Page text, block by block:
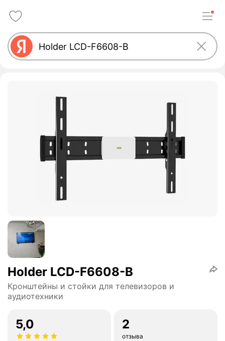
Holder LCD-F6608-B
Кронштейны и стойки для телевизоров и
аудиотехники
5,0 2
отзыва